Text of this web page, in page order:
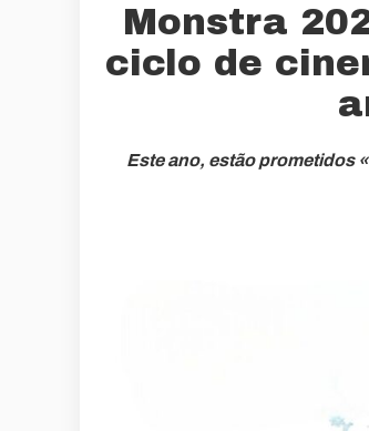
Monstra
ciclo de
Este ano, estão prometidos